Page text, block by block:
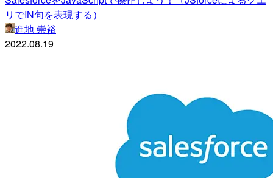
リでIN句を表現する）
進地 崇裕
2022.08.19